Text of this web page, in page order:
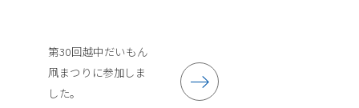
第30回越中だいもん
凧まつりに参加しま
した。